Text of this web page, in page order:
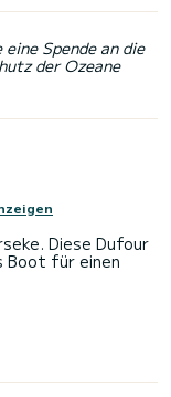
Spende an die
der Ozeane
Diese Dufour
Boot für einen
Gesamtlänge von
sein, um einen